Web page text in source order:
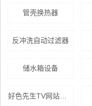
管壳换热器
反冲洗自动过滤器
储水箱设备